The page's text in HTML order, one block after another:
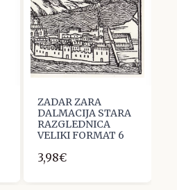
ZADAR ZARA
DALMACIJA STARA
RAZGLEDNICA
VELIKI FORMAT 6
3,98€